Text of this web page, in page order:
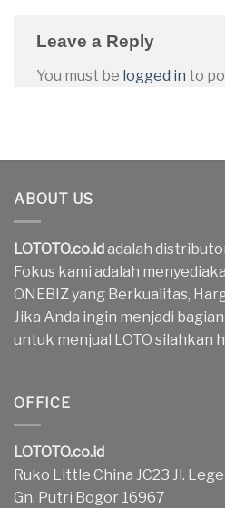
Leave a Reply
You must be logged in to
ABOUT US
LOTOTO.co.idadalah
Fokus kami adalah
ONEBIZ yang Berkualitas,
Jika Anda ingin menjadi
untuk menjual LOTO silahkan
OFFICE
LOTOTO.co.id
Ruko Little China JC23 Jl.
Gn. Putri Bogor 16967